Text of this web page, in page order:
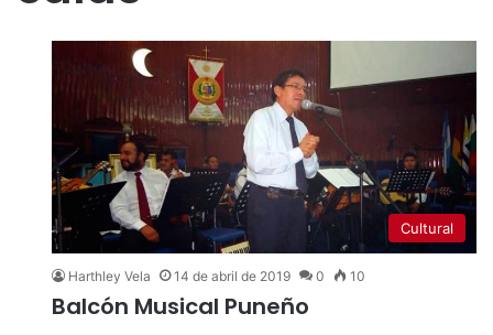
Cultural
Harthley Vela 14 de abril de 2019 0 10
Balcón Musical Puneño